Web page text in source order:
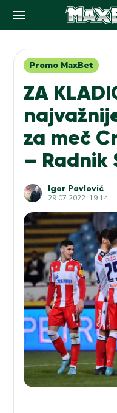
contentPromo MaxBet
ZA
za meč
– Radnik
Igor Pavlović
29.07.2022. 19:14